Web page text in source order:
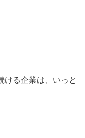
ける企業は、いっと